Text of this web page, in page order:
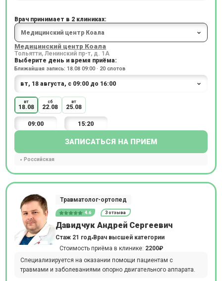
Врач принимает в 2 клиниках:
Медицинский центр Коала
Тольятти, Ленинский пр-т, д. 1А
Выберите день и время приёма:
Ближайшая запись: 18.08 09:00 · 20 слотов
вт
18.08
сб
22.08
вт
25.08
09:00 15:20
ЗАПИСАТЬСЯ НА ПРИЕМ
Российская
Травматолог-ортопед
4.6 3 отзыва
Давидчук Андрей Сергеевич
Стаж 21 год Врач высшей категории
Стоимость приёма в клинике: 2200₽
Специализируется на оказании помощи пациентам с
травмами и заболеваниями опорно двигательного аппарата.